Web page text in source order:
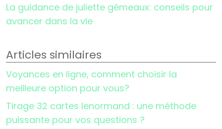
La guidance de juliette gémeaux: conseils pour
avancer dans la vie
Articles similaires
Voyances en ligne, comment choisir la
meilleure option pour vous?
Tirage 32 cartes lenormand : une méthode
puissante pour vos questions ?